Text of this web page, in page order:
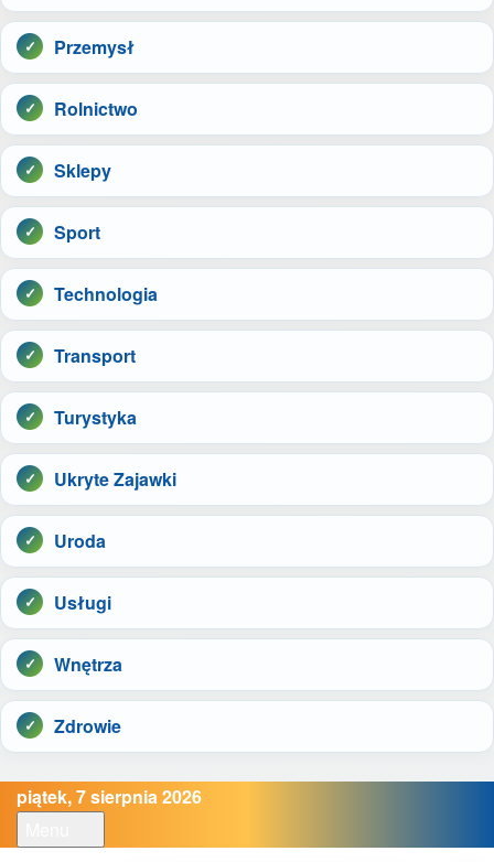
Przemysł
Rolnictwo
Sklepy
Sport
Technologia
Transport
Turystyka
Ukryte Zajawki
Uroda
Usługi
Wnętrza
Zdrowie
piątek, 7 sierpnia 2026